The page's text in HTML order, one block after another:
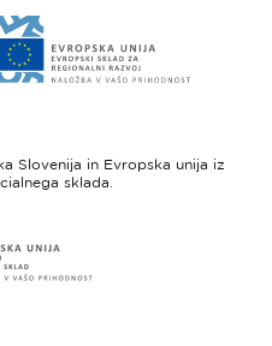
do
spletne
-
regionalni
Slovenija in Evropska unija iz
sklada.
do
spletne